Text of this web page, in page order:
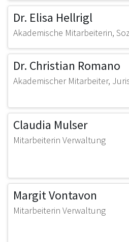
Dr. Elisa Hellrigl
Akademische Mitarbeiterin,
Dr. Christian Romano
Akademischer Mitarbeiter,
Claudia Mulser
Mitarbeiterin Verwaltung
Margit Vontavon
Mitarbeiterin Verwaltung